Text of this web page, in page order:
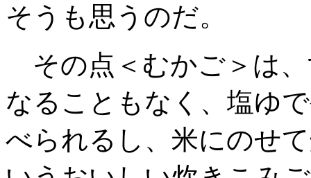
そうも思うのだ。
その点＜むかご＞は
なることもなく 、塩ゆ
べられるし、米にのせ